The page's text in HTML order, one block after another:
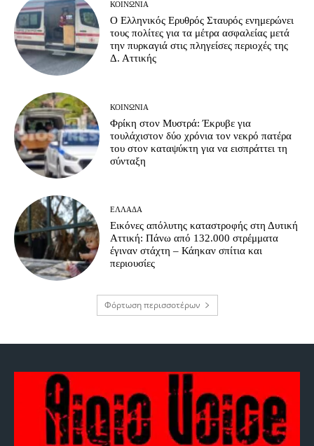
ΚΟΙΝΩΝΊΑ
Ο Ελληνικός Ερυθρός Σταυρός ενημερώνει
τους πολίτες για τα μέτρα ασφαλείας μετά
την πυρκαγιά στις πληγείσες περιοχές της
Δ. Αττικής
ΚΟΙΝΩΝΊΑ
Φρίκη στον Μυστρά: Έκρυβε για
τουλάχιστον δύο χρόνια τον νεκρό πατέρα
του στον καταψύκτη για να εισπράττει τη
σύνταξη
ΕΛΛΆΔΑ
Εικόνες απόλυτης καταστροφής στη Δυτική
Αττική: Πάνω από 132.000 στρέμματα
έγιναν στάχτη – Κάηκαν σπίτια και
περιουσίες
Φόρτωση περισσοτέρων